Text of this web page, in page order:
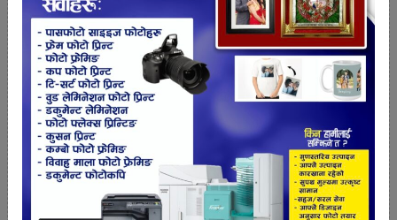
अब युरिया र डिएपी दुवै थरीका मल आयात गर्ने क्रममा
बढाइएको २३ करोड ७६ लाख रुपैयाँ र १६ करोड २० लाख
रुपैयाँ जोड्दा ३९ करोड ९६ लाख रुपैयाँ हुन आउँछ । अहिले
कृषि सामग्री कम्पनीले यस्तो बढी खरिद मूल्य देखाएर टेन्डर
हाल्ने विदेशी स्विस सिंगापुर कम्पनीलाई नै सहभागी गराई
हाल अन्तर्राष्ट्रिय बजारमा भाउ बढेको देखाएर खरिद इस्टमेटमा
पनि प्रतिमेट्रिक टन ६० डलर थप गरेर करिब ४० करोड